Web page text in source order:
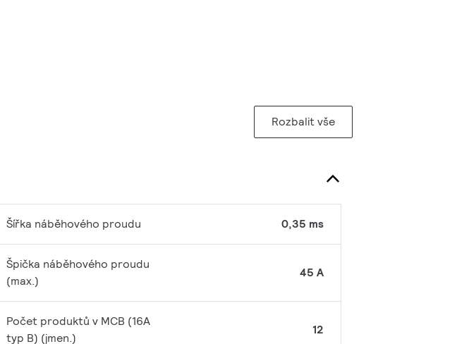
Rozbalit vše
Šířka náběhového proudu 0,35 ms
Špička náběhového proudu
(max.)
45 A
Počet produktů v MCB (16A
typ B) (jmen.)
12